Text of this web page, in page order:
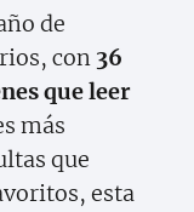
de
con 36
que leer
más
que
esta